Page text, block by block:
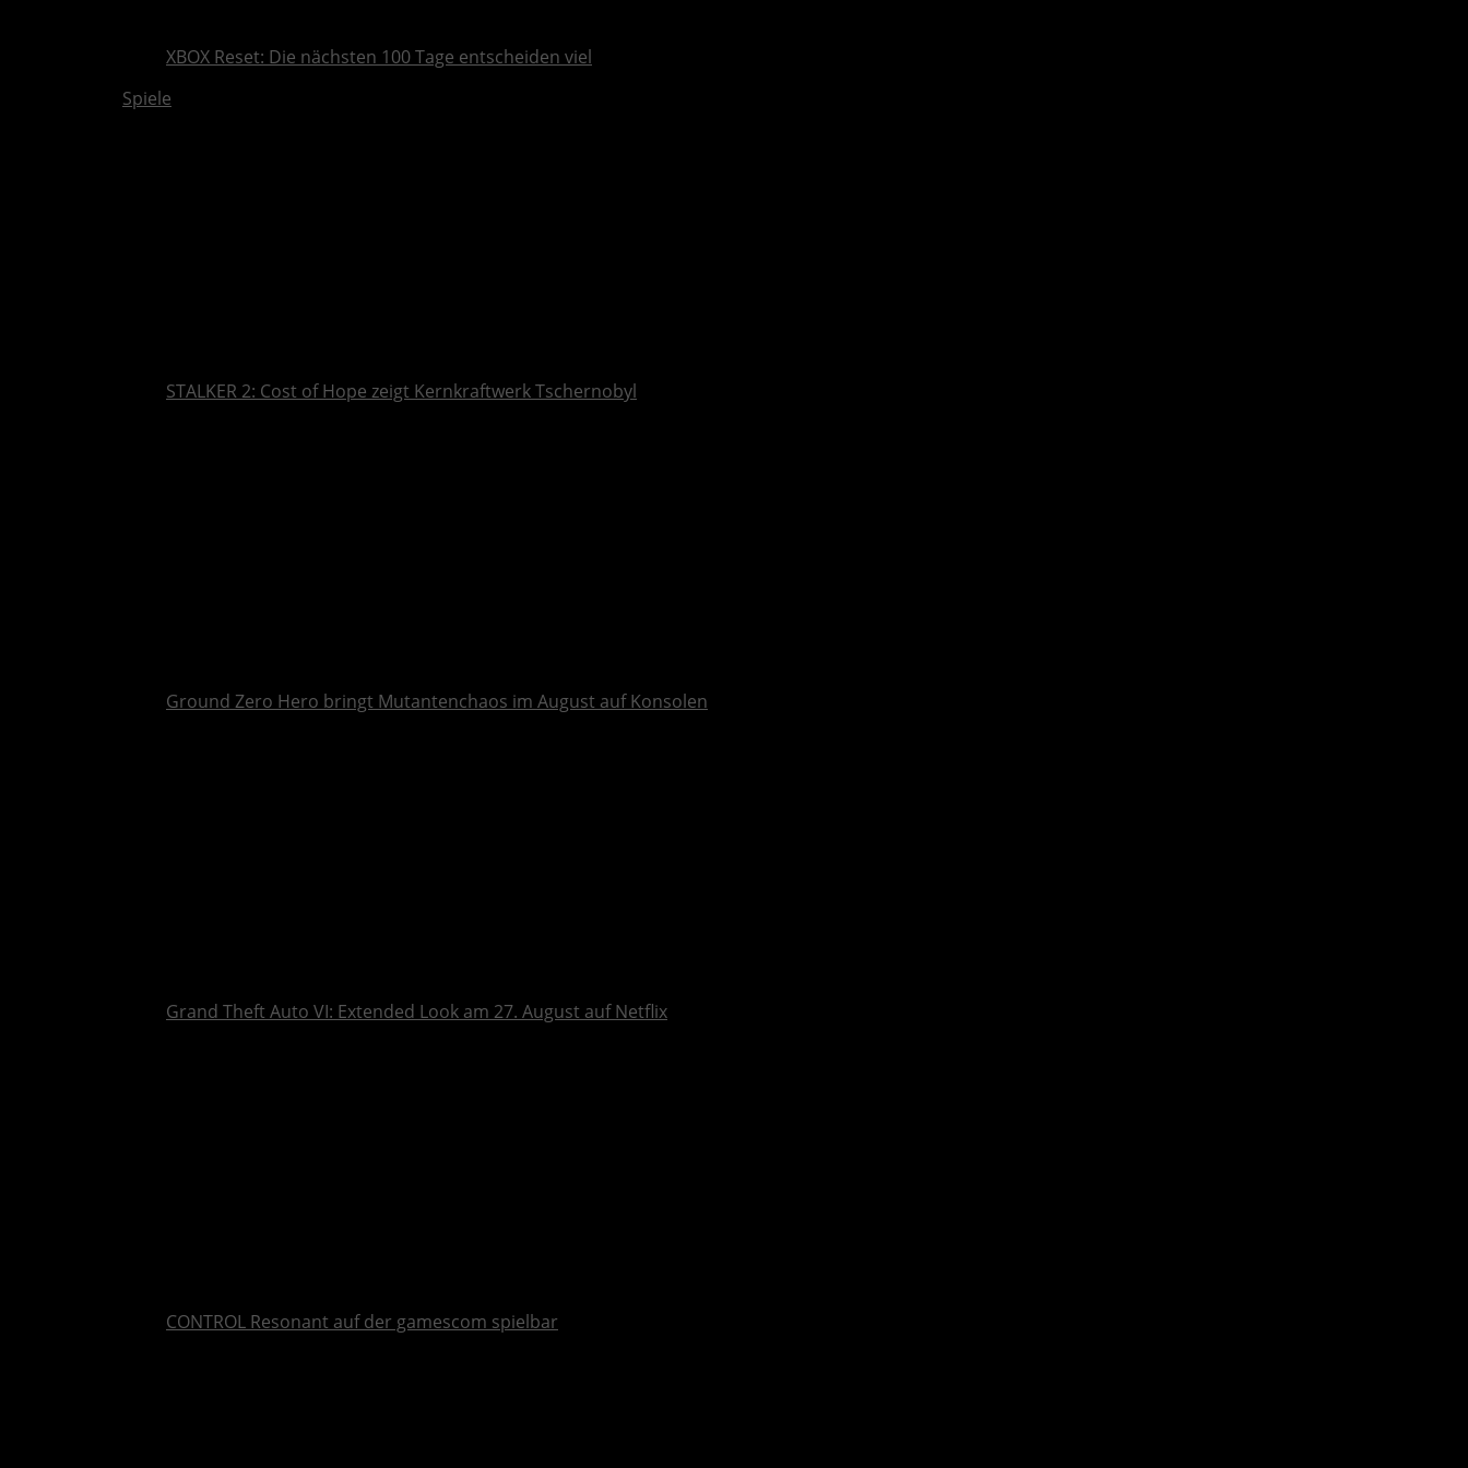
XBOX Reset: Die nächsten 100 Tage entscheiden viel
Spiele
STALKER 2: Cost of Hope zeigt Kernkraftwerk Tschernobyl
Ground Zero Hero bringt Mutantenchaos im August auf Konsolen
Grand Theft Auto VI: Extended Look am 27. August auf Netflix
CONTROL Resonant auf der gamescom spielbar